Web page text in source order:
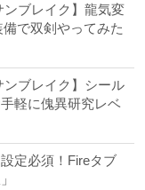
ンブレイク】龍気変
で双剣やってみた
ンブレイク】シール
軽に傀異研究レベ
定必須！Fireタブ